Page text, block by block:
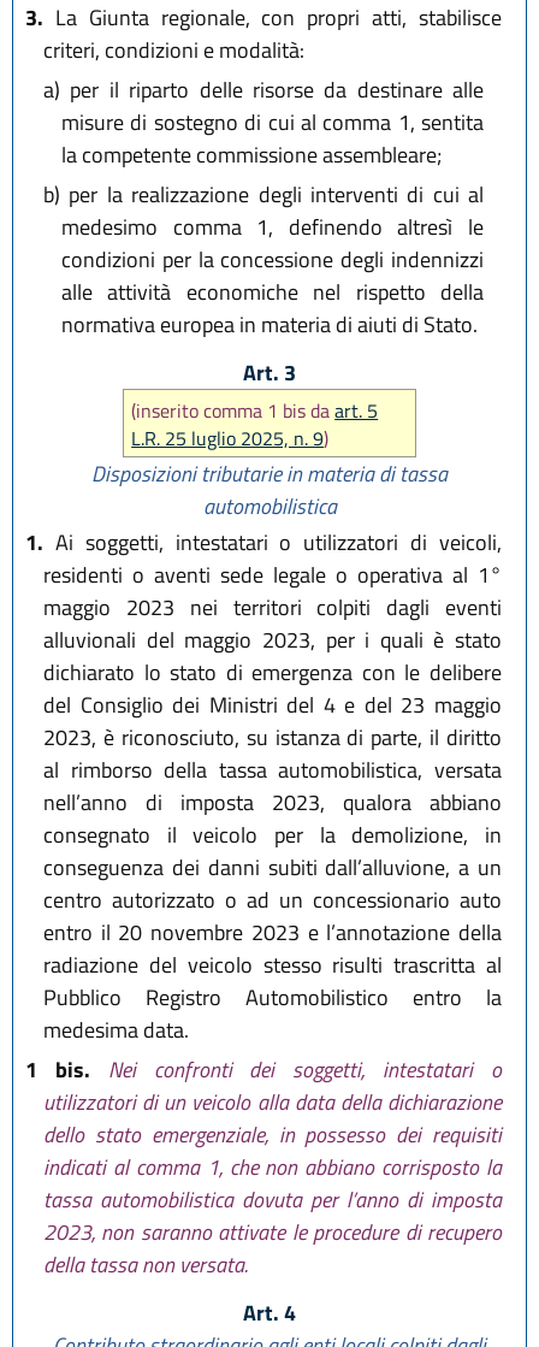
3. La Giunta regionale, con propri atti, stabilisce
criteri, condizioni e modalità:
a) per il riparto delle risorse da destinare alle
misure di sostegno di cui al comma 1, sentita
la competente commissione assembleare;
b) per la realizzazione degli interventi di cui al
medesimo comma 1, definendo altresì le
condizioni per la concessione degli indennizzi
alle attività economiche nel rispetto della
normativa europea in materia di aiuti di Stato.
Art. 3
(inserito comma 1 bis daart. 5
L.R. 25 luglio 2025, n. 9)
Disposizioni tributarie in materia di tassa
automobilistica
1. Ai soggetti, intestatari o utilizzatori di veicoli,
residenti o aventi sede legale o operativa al 1°
maggio 2023 nei territori colpiti dagli eventi
alluvionali del maggio 2023, per i quali è stato
dichiarato lo stato di emergenza con le delibere
del Consiglio dei Ministri del 4 e del 23 maggio
2023, è riconosciuto, su istanza di parte, il diritto
al rimborso della tassa automobilistica, versata
nell’anno di imposta 2023, qualora abbiano
consegnato il veicolo per la demolizione, in
conseguenza dei danni subiti dall’alluvione, a un
centro autorizzato o ad un concessionario auto
entro il 20 novembre 2023 e l’annotazione della
radiazione del veicolo stesso risulti trascritta al
Pubblico Registro Automobilistico entro la
medesima data.
1 bis.
Nei confronti dei soggetti, intestatari o
utilizzatori di un veicolo alla data della dichiarazione
dello stato emergenziale, in possesso dei requisiti
indicati al comma 1, che non abbiano corrisposto la
tassa automobilistica dovuta per l’anno di imposta
2023, non saranno attivate le procedure di recupero
della tassa non versata.
Art. 4